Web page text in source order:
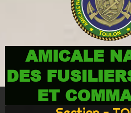
AMICALE
DES
ET